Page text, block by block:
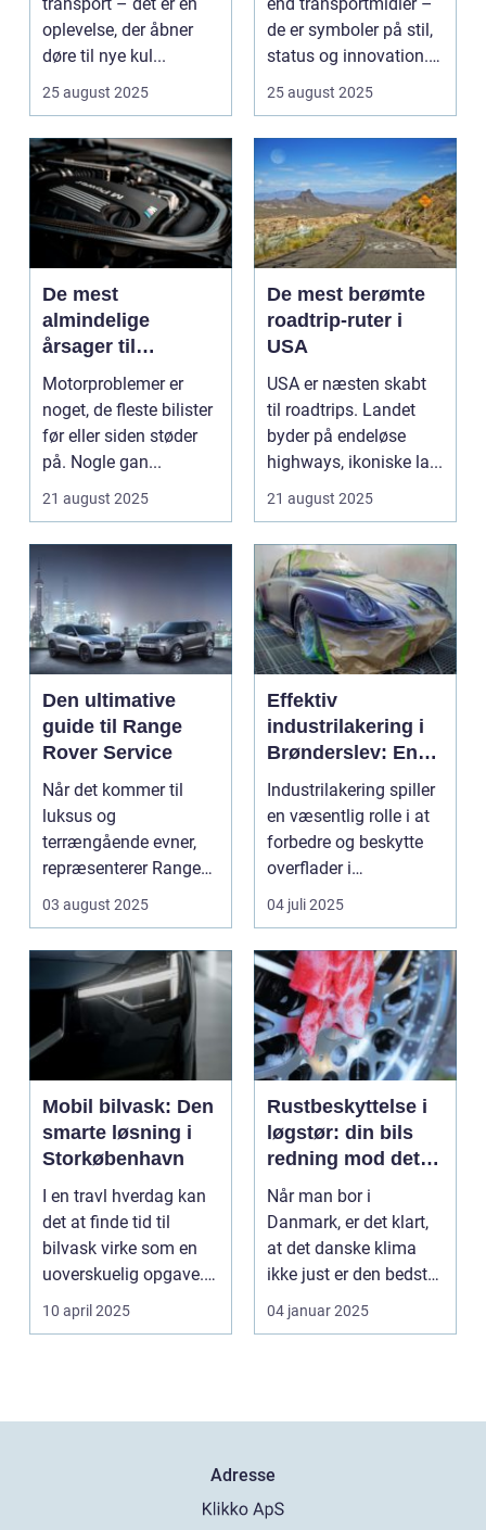
oplevelse, der åbner
døre til nye kul...
25 august 2025
de er symboler på stil,
status og innovation.
...
25 august 2025
De mest
almindelige
årsager til
motorproblemer
Motorproblemer er
noget, de fleste bilister
før eller siden støder
på. Nogle gan...
21 august 2025
De mest berømte
roadtrip-ruter i
USA
USA er næsten skabt
til roadtrips. Landet
byder på endeløse
highways, ikoniske la...
21 august 2025
Den ultimative
guide til Range
Rover Service
Når det kommer til
luksus og
terrængående evner,
repræsenterer Range
Rover n...
03 august 2025
Effektiv
industrilakering i
Brønderslev: En
dybdegående
Industrilakering spiller
en væsentlig rolle i at
forbedre og beskytte
overflader i
forskellige...
04 juli 2025
Mobil bilvask: Den
smarte løsning i
Storkøbenhavn
I en travl hverdag kan
det at finde tid til
bilvask virke som en
uoverskuelig opgave.
Især i S...
10 april 2025
Rustbeskyttelse i
løgstør: din bils
redning mod det
danske klima
Når man bor i
Danmark, er det klart,
at det danske klima
ikke just er den bedste
ven for bilen...
04 januar 2025
Adresse